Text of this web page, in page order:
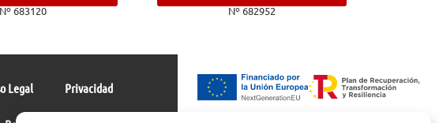
Nº 682952 Nº 682178
Legal Privacidad